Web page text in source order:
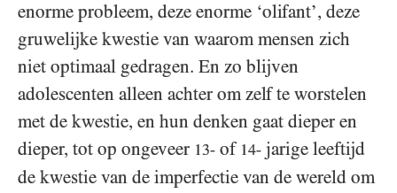
enorme probleem, deze enorme ‘olifant’, deze
gruwelijke kwestie van waarom mensen zich
niet optimaal gedragen. En zo blijven
adolescenten alleen achter om zelf te worstelen
met de kwestie, en hun denken gaat dieper en
dieper, tot op ongeveer 13- of 14- jarige leeftijd
de kwestie van de imperfectie van de wereld om